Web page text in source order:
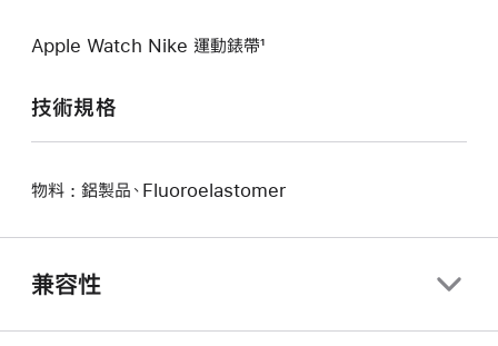
Apple Watch Nike 運動錶帶¹
技術規格
物料 : 鋁製品、Fluoroelastomer
兼容性